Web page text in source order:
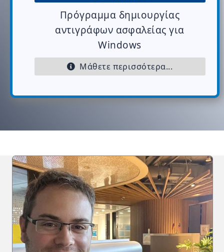
Πρόγραμμα δημιουργίας
αντιγράφων ασφαλείας για
Windows
Μάθετε περισσότερα...